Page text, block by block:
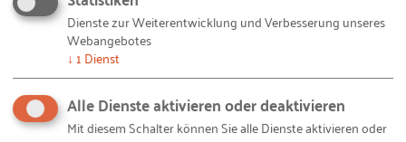
Ihnen gefällt dieser Beitrag? Teilen Sie ihn mit anderen:
Dienste zur Weiterentwicklung und Verbesserung unseres
Webangebotes
↓ 1 Dienst
Alle Dienste aktivieren oder deaktivieren
Mit diesem Schalter können Sie alle Dienste aktivieren oder